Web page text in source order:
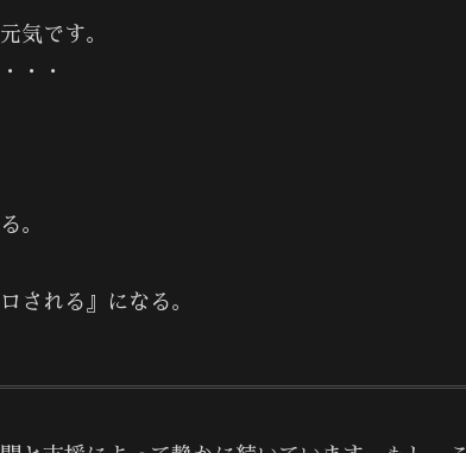
気です。
・・
。
される』になる。